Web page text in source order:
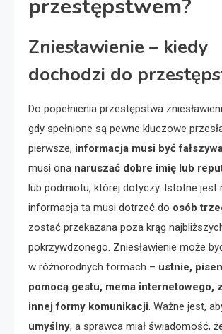
przestępstwem?
Zniesławienie – kiedy
dochodzi do
Do popełnienia przestępstwa
gdy spełnione są pewne kluczowe
pierwsze, informacja musi być
musi ona naruszać dobre imię lub
lub podmiotu, której dotyczy. Istotne jest
informacja ta musi dotrzeć do osób
zostać przekazana poza krąg
pokrzywdzonego. Zniesławienie może
w różnorodnych formach – ustnie,
pomocą gestu, mema internetowego,
innej formy komunikacji. Ważne jest,
umyślny, a sprawca miał świadomość,